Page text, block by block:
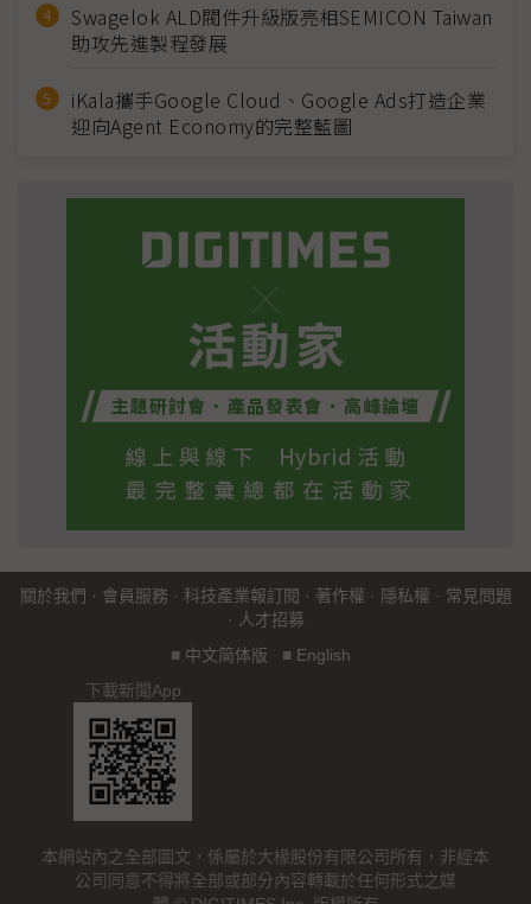
Swagelok ALD閥件升級版亮相SEMICON Taiwan
助攻先進製程發展
iKala攜手Google Cloud、Google Ads打造企業
迎向Agent Economy的完整藍圖
關於我們 · 會員服務 · 科技產業報訂閱 · 著作權 · 隱私權 · 常見問題
· 人才招募
■ 中文简体版 ■ English
下載新聞App
本網站內之全部圖文，係屬於大椽股份有限公司所有，非經本
公司同意不得將全部或部分內容轉載於任何形式之媒